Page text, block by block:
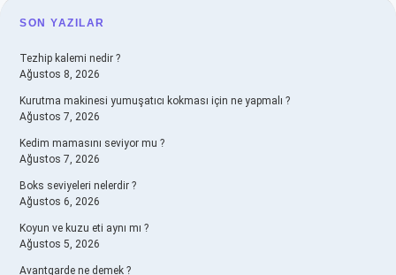
SIDEBAR
SON YAZILAR
Tezhip kalemi nedir ?
Ağustos 8, 2026
Kurutma makinesi yumuşatıcı kokması için ne yapmalı ?
Ağustos 7, 2026
Kedim mamasını seviyor mu ?
Ağustos 7, 2026
Boks seviyeleri nelerdir ?
Ağustos 6, 2026
Koyun ve kuzu eti aynı mı ?
Ağustos 5, 2026
Avantgarde ne demek ?